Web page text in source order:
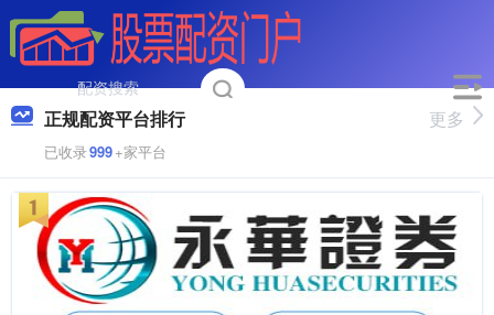
正规配资平台排行
已收录999+家平台
更多